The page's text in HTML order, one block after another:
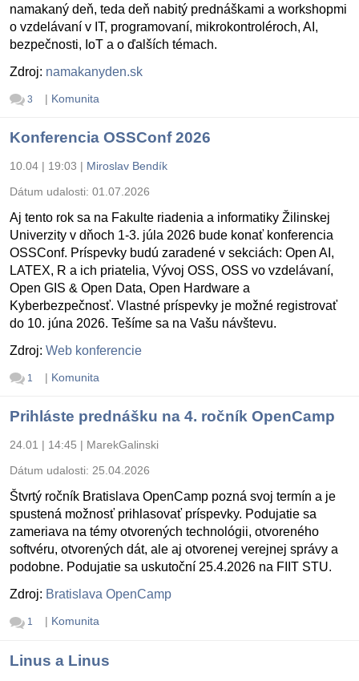
namakaný deň, teda deň nabitý prednáškami a workshopmi
o vzdelávaní v IT, programovaní, mikrokontroléroch, AI,
bezpečnosti, IoT a o ďalších témach.
Zdroj: namakanyden.sk
3 | Komunita
Konferencia OSSConf 2026
10.04 | 19:03 | Miroslav Bendík
Dátum udalosti: 01.07.2026
Aj tento rok sa na Fakulte riadenia a informatiky Žilinskej
Univerzity v dňoch 1-3. júla 2026 bude konať konferencia
OSSConf. Príspevky budú zaradené v sekciách: Open AI,
LATEX, R a ich priatelia, Vývoj OSS, OSS vo vzdelávaní,
Open GIS & Open Data, Open Hardware a
Kyberbezpečnosť. Vlastné príspevky je možné registrovať
do 10. júna 2026. Tešíme sa na Vašu návštevu.
Zdroj: Web konferencie
1 | Komunita
Prihláste prednášku na 4. ročník OpenCamp
24.01 | 14:45 | MarekGalinski
Dátum udalosti: 25.04.2026
Štvrtý ročník Bratislava OpenCamp pozná svoj termín a je
spustená možnosť prihlasovať príspevky. Podujatie sa
zameriava na témy otvorených technológii, otvoreného
softvéru, otvorených dát, ale aj otvorenej verejnej správy a
podobne. Podujatie sa uskutoční 25.4.2026 na FIIT STU.
Zdroj: Bratislava OpenCamp
1 | Komunita
Linus a Linus